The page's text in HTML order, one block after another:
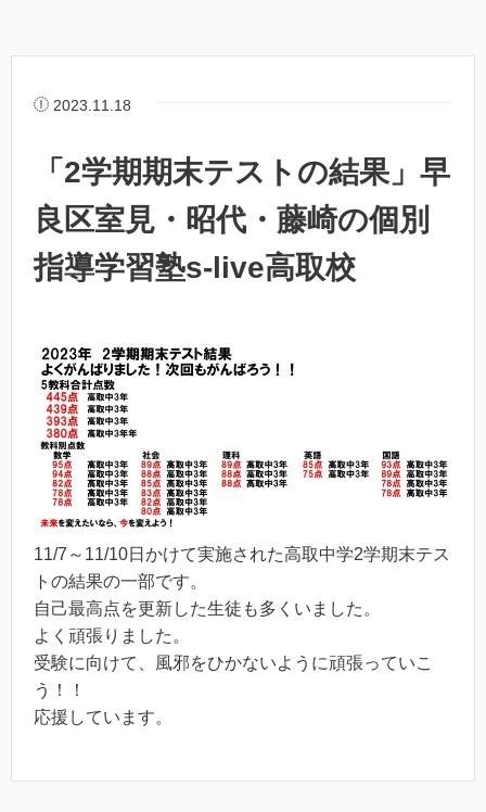
2023.11.18
「2学期期末テストの結果」早
良区室見・昭代・藤崎の個別
指導学習塾s-live高取校
11/7～11/10日かけて実施された高取中学2学期末テス
トの結果の一部です。
自己最高点を更新した生徒も多くいました。
よく頑張りました。
受験に向けて、風邪をひかないように頑張っていこ
う！！
応援しています。